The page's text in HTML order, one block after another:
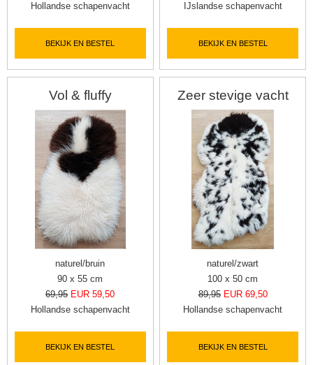
Hollandse schapenvacht
BEKIJK EN BESTEL
IJslandse schapenvacht
BEKIJK EN BESTEL
Vol & fluffy
naturel/bruin
90 x 55 cm
69,95 EUR 59,50
Hollandse schapenvacht
BEKIJK EN BESTEL
Zeer stevige vacht
naturel/zwart
100 x 50 cm
89,95 EUR 69,50
Hollandse schapenvacht
BEKIJK EN BESTEL